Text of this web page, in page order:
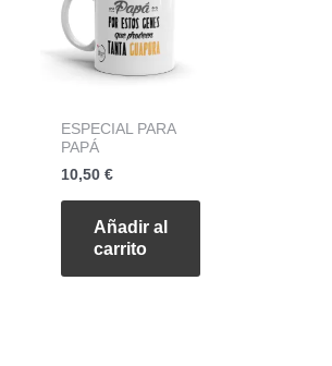
ESPECIAL PARA
PAPÁ
10,50€
Añadir al
carrito